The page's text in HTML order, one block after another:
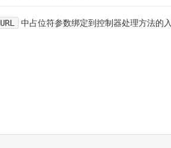
URL
中占位符参数绑定到控制器处理方法的入